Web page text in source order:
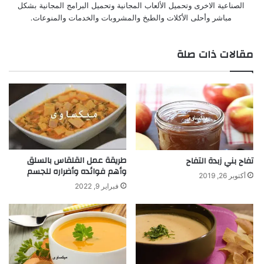
الصناعية الاخرى وتحميل الألعاب المجانية وتحميل البرامج المجانية بشكل
مباشر وأحلى الأكلات والطبخ والمشروبات والخدمات والمنوعات.
مقالات ذات صلة
تفاح بني زبدة التفاح
أكتوبر 26, 2019
طريقة عمل القلقاس بالسلق
وأهم فوائده وأضراره للجسم
فبراير 9, 2022